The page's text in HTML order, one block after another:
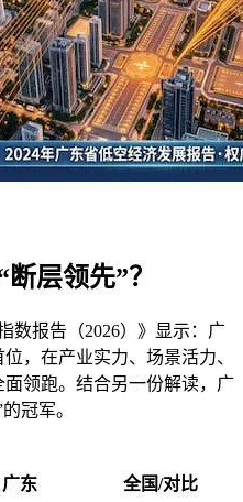
层领先”？
数报告（2026）》显示：广
，在产业实力、场景活力、
领跑。结合另一份解读，广
冠军。
广东
全国/对比